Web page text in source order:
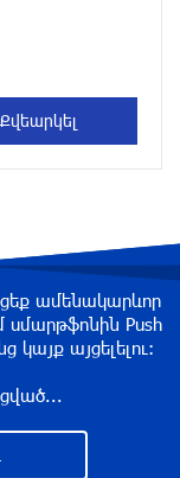
9 ժամ առաջ
10 ժամ առաջ
Հայաստանի
շուրջ 7
ամենակարևոր
սմարթֆոնին Push
կայք այցելելու։